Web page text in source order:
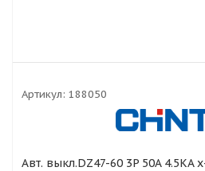
Артикул: 188050
Авт. выкл.DZ47-60 3P 50A 4.5KA